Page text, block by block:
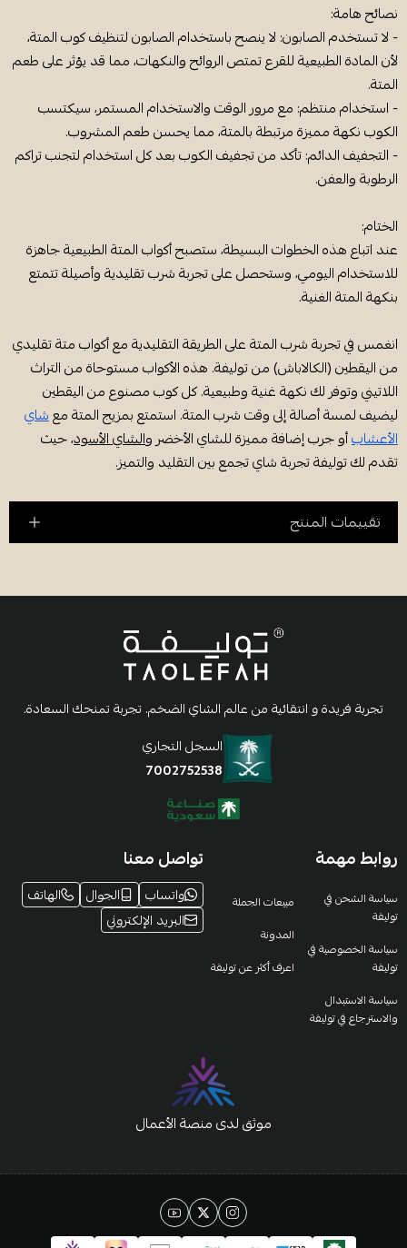
نصائح هامة:
- لا تستخدم الصابون: لا ينصح باستخدام الصابون لتنظيف كوب المتة،
لأن المادة الطبيعية للقرع تمتص الروائح والنكهات، مما قد يؤثر على طعم
المتة.
- استخدام منتظم: مع مرور الوقت والاستخدام المستمر، سيكتسب
الكوب نكهة مميزة مرتبطة بالمتة، مما يحسن طعم المشروب.
- التجفيف الدائم: تأكد من تجفيف الكوب بعد كل استخدام لتجنب تراكم
الرطوبة والعفن.
الختام:
عند اتباع هذه الخطوات البسيطة، ستصبح أكواب المتة الطبيعية جاهزة
للاستخدام اليومي، وستحصل على تجربة شرب تقليدية وأصيلة تتمتع
بنكهة المتة الغنية.
انغمس في تجربة شرب المتة على الطريقة التقليدية مع أكواب متة تقليدي
من اليقطين (الكالاباش) من توليفة. هذه الأكواب مستوحاة من التراث
اللاتيني وتوفر لك نكهة غنية وطبيعية. كل كوب مصنوع من اليقطين
ليضيف لمسة أصالة إلى وقت شرب المتة. استمتع بمزيج المتة معشاي
الأعشابأو جرب إضافة مميزة للشاي الأخضر والشاي الأسود، حيث
تقدم لك توليفة تجربة شاي تجمع بين التقليد والتميز.
تقييمات المنتج
تجربة فريدة و انتقائية من عالم الشاي الضخم. تجربة تمنحك السعادة.
السجل التجاري
7002752538
روابط مهمة
سياسة الشحن في
توليفة
سياسة الخصوصية في
توليفة
سياسة الاستبدال
والاسترجاع في توليفة
مبيعات الجملة
المدونة
اعرف أكثر عن توليفة
تواصل معنا
واتساب الجوال
الهاتف
البريد الإلكتروني
موثق لدى منصة الأعمال